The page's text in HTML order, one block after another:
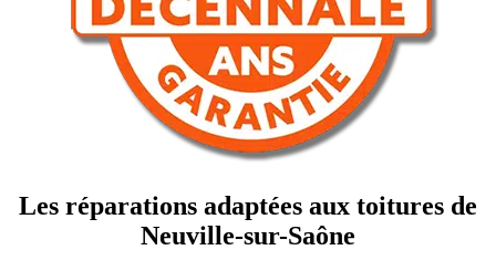
Les réparations adaptées aux toitures de
Neuville-sur-Saône